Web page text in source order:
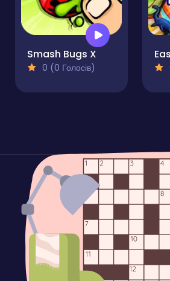
Smash Bugs X
0 (0 Голосів)